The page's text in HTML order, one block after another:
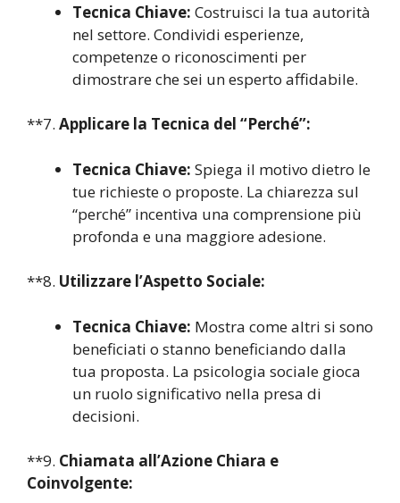
Tecnica Chiave: Costruisci la tua autorità
nel settore. Condividi esperienze,
competenze o riconoscimenti per
dimostrare che sei un esperto affidabile.
**7. Applicare la Tecnica del “Perché”:
Tecnica Chiave: Spiega il motivo dietro le
tue richieste o proposte. La chiarezza sul
“perché” incentiva una comprensione più
profonda e una maggiore adesione.
**8. Utilizzare l’Aspetto Sociale:
Tecnica Chiave: Mostra come altri si sono
beneficiati o stanno beneficiando dalla
tua proposta. La psicologia sociale gioca
un ruolo significativo nella presa di
decisioni.
**9. Chiamata all’Azione Chiara e
Coinvolgente: